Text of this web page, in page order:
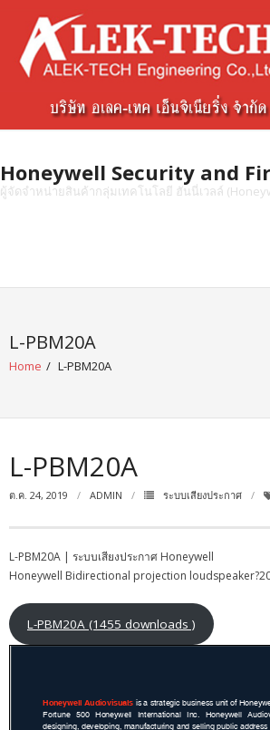
content
Honeywell Security and
ผู้จัดจำหน่ายสินค้ากลุ่มเทคโนโลยี ฮันนี่เวลล์
L-PBM20A
Home / L-PBM20A
L-PBM20A
ต.ค. 24, 2019 ADMIN ระบบเสียงประกาศ
L-PBM20A | ระบบเสียงประกาศ Honeywell
Honeywell Bidirectional projection
L-PBM20A (1455 downloads )